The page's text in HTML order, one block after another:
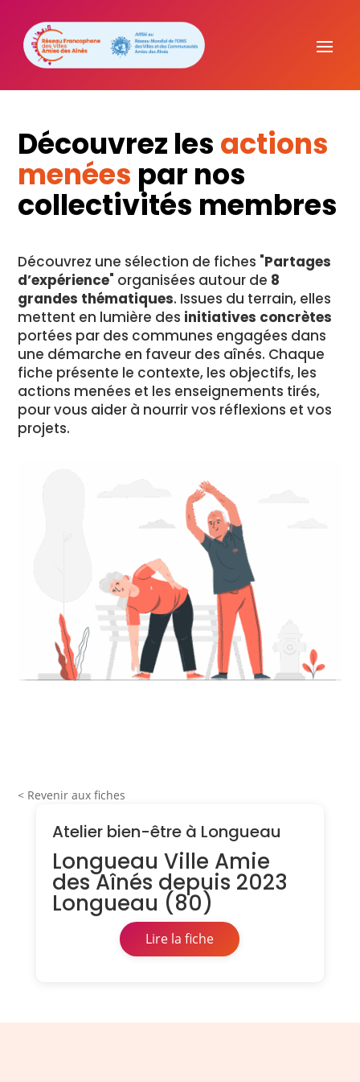
Découvrez les actions
menées par nos
collectivités membres
Découvrez une sélection de fiches "Partages
d’expérience" organisées autour de 8
grandes thématiques. Issues du terrain, elles
mettent en lumière des initiatives concrètes
portées par des communes engagées dans
une démarche en faveur des aînés. Chaque
fiche présente le contexte, les objectifs, les
actions menées et les enseignements tirés,
pour vous aider à nourrir vos réflexions et vos
projets.
< Revenir aux fiches
Atelier bien-être à Longueau
Longueau Ville Amie
des Aînés depuis 2023
Longueau (80)
Lire la fiche